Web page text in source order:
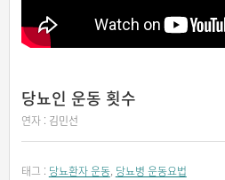
당뇨인 운동 횟수
연자 : 김민선
태그 : 당뇨환자 운동, 당뇨병 운동요법